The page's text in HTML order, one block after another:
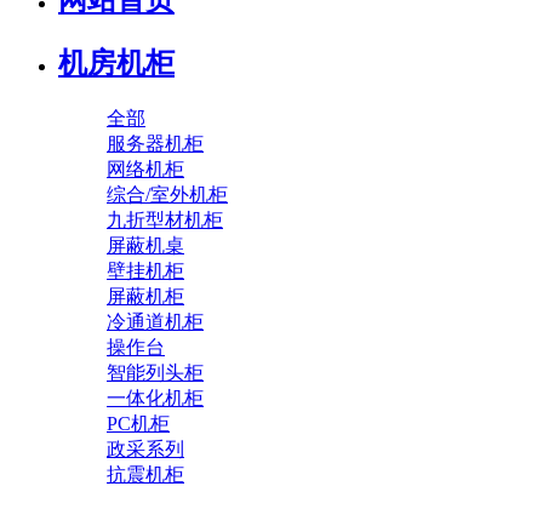
机房机柜
全部
服务器机柜
网络机柜
综合/室外机柜
九折型材机柜
屏蔽机桌
壁挂机柜
屏蔽机柜
冷通道机柜
操作台
智能列头柜
一体化机柜
PC机柜
政采系列
抗震机柜